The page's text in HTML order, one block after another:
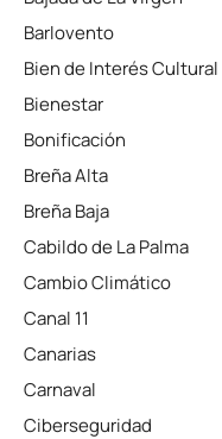
Barlovento
Bien de Interés Cultural
Bienestar
Bonificación
Breña Alta
Breña Baja
Cabildo de La Palma
Cambio Climático
Canal 11
Canarias
Carnaval
Ciberseguridad